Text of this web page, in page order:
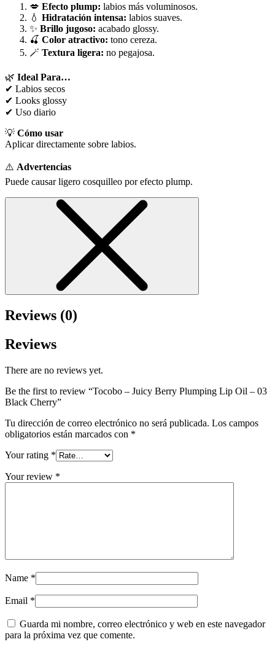
💋 Efecto plump: labios más voluminosos.
💧 Hidratación intensa: labios suaves.
✨ Brillo jugoso: acabado glossy.
🍒 Color atractivo: tono cereza.
🪄 Textura ligera: no pegajosa.
🌿 Ideal Para…
✔ Labios secos
✔ Looks glossy
✔ Uso diario
💡 Cómo usar
Aplicar directamente sobre labios.
⚠️ Advertencias
Puede causar ligero cosquilleo por efecto plump.
Reviews (0)
Reviews
There are no reviews yet.
Be the first to review “Tocobo – Juicy Berry Plumping Lip Oil – 03
Black Cherry”
Tu dirección de correo electrónico no será publicada. Los campos
obligatorios están marcados con *
Your rating *
Your review *
Name *
Email *
Guarda mi nombre, correo electrónico y web en este navegador
para la próxima vez que comente.